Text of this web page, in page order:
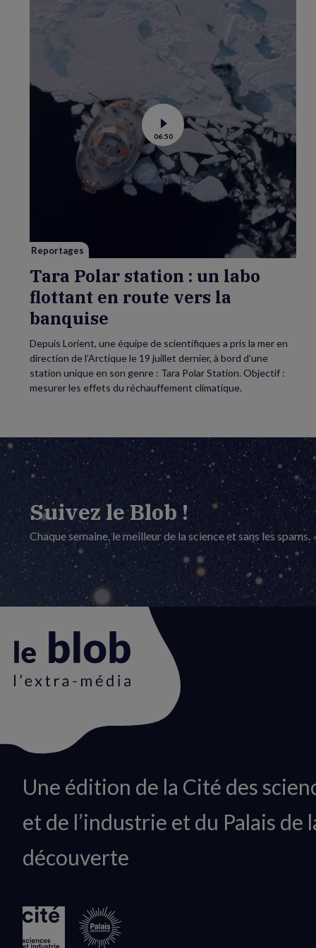
Voir
la
vidéo
de
Tara
Polar
station
:
la
06:50
Reportages
Tara Polar station : un labo
flottant en route vers la
banquise
Depuis Lorient, une équipe de scientifiques a pris la mer en
direction de l’Arctique le 19 juillet dernier, à bord d’une
station unique en son genre : Tara Polar Station. Objectif :
mesurer les effets du réchauffement climatique.
Suivez le Blob !
Chaque semaine, le meilleur de la science et sans les spams.
Animation
logo
Une édition de la Cité des
et de l’industrie et du Palais de
découverte